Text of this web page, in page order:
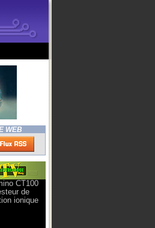
WEB
CT100
de
ionique